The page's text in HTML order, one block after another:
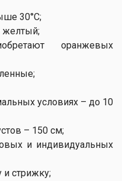
30°С;
желтый;
оранжевых
условиях – до 10
– 150 см;
и индивидуальных
и стрижку;